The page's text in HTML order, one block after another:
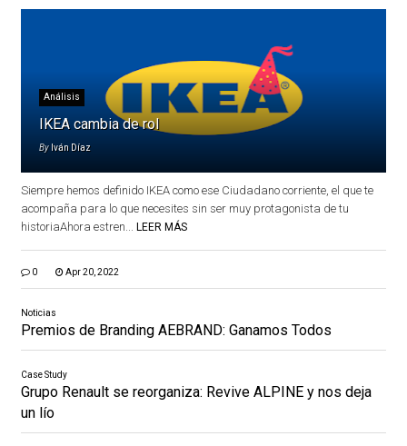
Análisis
IKEA cambia de rol
By Iván Díaz
Siempre hemos definido IKEA como ese Ciudadano corriente, el que te
acompaña para lo que necesites sin ser muy protagonista de tu
historiaAhora estren...
LEER MÁS
0 Apr 20, 2022
Noticias
Premios de Branding AEBRAND: Ganamos Todos
Case Study
Grupo Renault se reorganiza: Revive ALPINE y nos deja
un lío